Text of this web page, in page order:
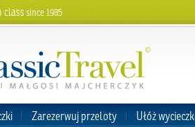
classsince 1985
Zarezerwuj przeloty Ułóż